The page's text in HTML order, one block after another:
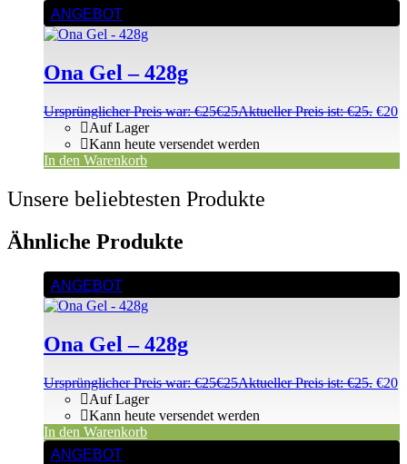
ANGEBOT
Ona Gel – 428g
Ursprünglicher Preis war: €25€25Aktueller Preis ist: €25. €20
Auf Lager
Kann heute versendet werden
In den Warenkorb
Unsere beliebtesten Produkte
Ähnliche Produkte
ANGEBOT
Ona Gel – 428g
Ursprünglicher Preis war: €25€25Aktueller Preis ist: €25. €20
Auf Lager
Kann heute versendet werden
In den Warenkorb
ANGEBOT